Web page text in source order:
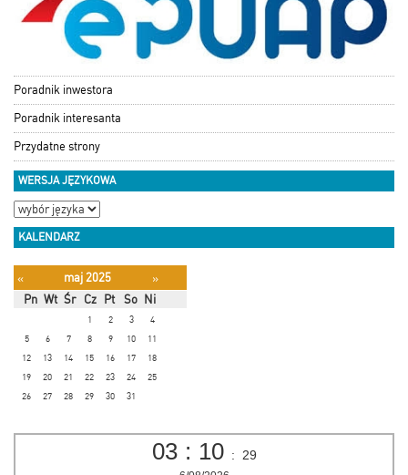
Poradnik inwestora
Poradnik interesanta
Przydatne strony
WERSJA JĘZYKOWA
KALENDARZ
« maj 2025
»
Pn Wt Śr Cz Pt So Ni
1 2 3
4
5
6 7 8 9 10
11
12
13 14 15 16 17
18
19
20 21 22 23 24
25
26
27 28 29 30 31
03 : 10 : 29